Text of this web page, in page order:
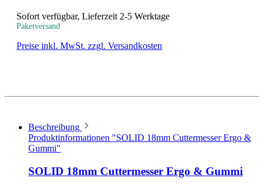
Sofort verfügbar, Lieferzeit 2-5 Werktage
Paketversand
Preise inkl. MwSt. zzgl. Versandkosten
Beschreibung
Produktinformationen "SOLID 18mm Cuttermesser Ergo &
Gummi"
SOLID 18mm Cuttermesser Ergo & Gummi